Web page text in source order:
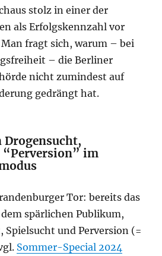
stolz in einer der
als Erfolgskennzahl vor
fragt sich, warum – bei
– die Berliner
nicht zumindest auf
gedrängt hat.
Drogensucht,
“Perversion” im
Tor: bereits das
spärlichen Publikum,
Spielsucht und Perversion (=
Sommer-Special 2024